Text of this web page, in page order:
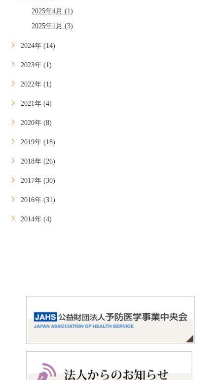
2025年4月 (1)
2025年1月 (3)
2024年 (14)
2023年 (1)
2022年 (1)
2021年 (4)
2020年 (8)
2019年 (18)
2018年 (26)
2017年 (30)
2016年 (31)
2014年 (4)